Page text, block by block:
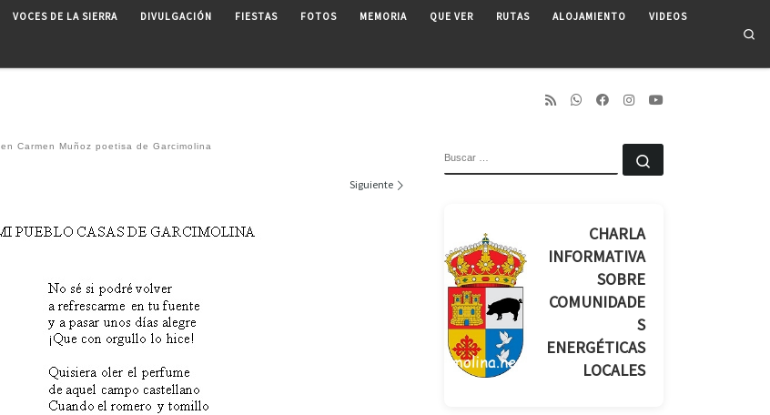
VOCES DE LA SIERRA DIVULGACIÓN FIESTAS FOTOS MEMORIA QUE VER RUTAS ALOJAMIENTO VIDEOS
en Carmen Muñoz poetisa de Garcimolina
Siguiente
CHARLA
INFORMATIVA
SOBRE
COMUNIDADE
S
ENERGÉTICAS
LOCALES